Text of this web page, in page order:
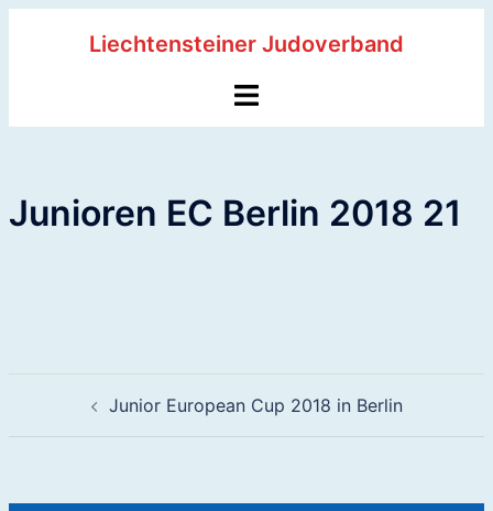
Liechtensteiner Judoverband
Menü
Junioren EC Berlin 2018 21
Junior European Cup 2018 in Berlin